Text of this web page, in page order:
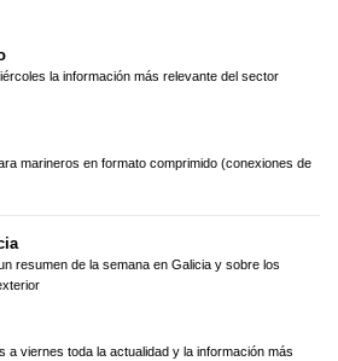
la información más relevante del sector
marineros en formato comprimido (conexiones de
resumen de la semana en Galicia y sobre los
a viernes toda la actualidad y la información más